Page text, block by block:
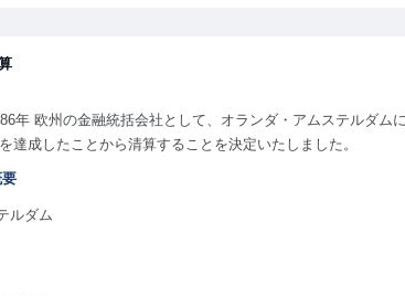
年 欧州の金融統括会社として、オランダ・アムステルダム
達成したことから清算することを決定いたしました。
ルダム